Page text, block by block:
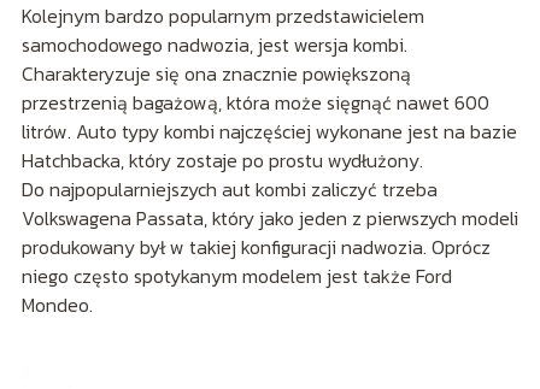
Kolejnym bardzo popularnym przedstawicielem
samochodowego nadwozia, jest wersja kombi.
Charakteryzuje się ona znacznie powiększoną
przestrzenią bagażową, która może sięgnąć nawet 600
litrów. Auto typy kombi najczęściej wykonane jest na bazie
Hatchbacka, który zostaje po prostu wydłużony.
Do najpopularniejszych aut kombi zaliczyć trzeba
Volkswagena Passata, który jako jeden z pierwszych modeli
produkowany był w takiej konfiguracji nadwozia. Oprócz
niego często spotykanym modelem jest także Ford
Mondeo.